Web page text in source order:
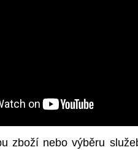
zboží nebo výběru